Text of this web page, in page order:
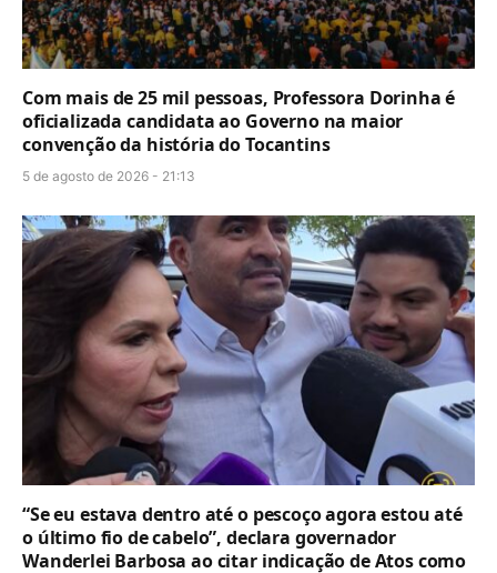
Com mais de 25 mil pessoas, Professora Dorinha é
oficializada candidata ao Governo na maior
convenção da história do Tocantins
5 de agosto de 2026 - 21:13
“Se eu estava dentro até o pescoço agora estou até
o último fio de cabelo”, declara governador
Wanderlei Barbosa ao citar indicação de Atos como